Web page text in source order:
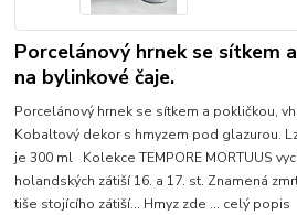
Porcelánový hrnek se sítkem
na bylinkové čaje.
Porcelánový hrnek se sítkem a pokličkou,
Kobaltový dekor s hmyzem pod glazurou.
je 300 ml Kolekce TEMPORE MORTUUS
holandských zátiší 16. a 17. st. Znamená
tiše stojícího zátiší... Hmyz zde ... celý popis